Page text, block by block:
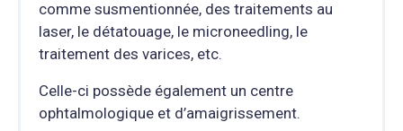
comme susmentionnée, des traitements au
laser, le détatouage, le microneedling, le
traitement des varices, etc.
Celle-ci possède également un centre
ophtalmologique et d’amaigrissement.